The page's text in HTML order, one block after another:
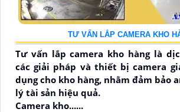
TƯ VẤN LẮP CAMERA KHO
Tư vấn lắp camera kho hàng là
các giải pháp và thiết bị camera
dụng cho kho hàng, nhằm đảm bảo
lý tài sản hiệu quả.
Camera kho......